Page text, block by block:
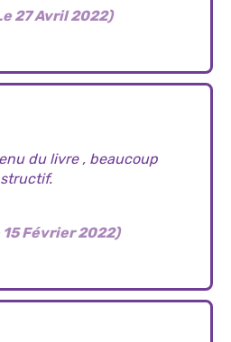
27 Avril 2022)
du livre , beaucoup
15 Février 2022)